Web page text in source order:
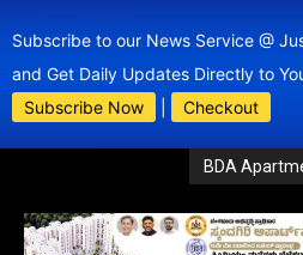
Subscribe to our News Service @
and Get Daily Updates Directly to
Subscribe Now
Checkout
BDA